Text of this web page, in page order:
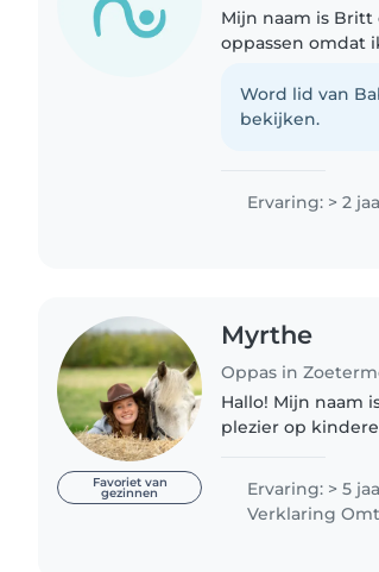
Mijn naam is Britt
oppassen omdat
moet omgaan ik
Word lid van
bekijken.
Ervaring: > 2
Favoriet van
gezinnen
Myrthe
Oppas in
Hallo! Mijn naam
plezier op
en het
Ervaring: > 5
Verklaring